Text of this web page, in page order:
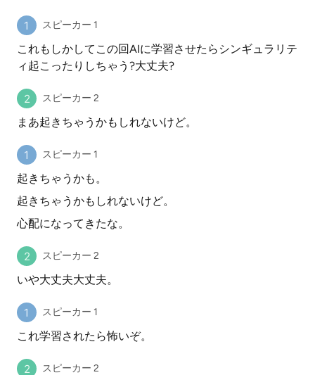
スピーカー 1
これもしかしてこの回AIに学習させたらシンギュラリテ
ィ起こったりしちゃう?大丈夫?
スピーカー 2
まあ起きちゃうかもしれないけど。
スピーカー 1
起きちゃうかも。
起きちゃうかもしれないけど。
心配になってきたな。
スピーカー 2
いや大丈夫大丈夫。
スピーカー 1
これ学習されたら怖いぞ。
スピーカー 2